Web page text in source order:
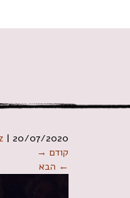
|20/07/2020
קודם →
← הבא